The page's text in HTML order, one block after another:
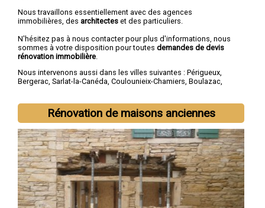
Nous travaillons essentiellement avec des agences
immobilières, des architectes et des particuliers.
N'hésitez pas à nous contacter pour plus d'informations, nous
sommes à votre disposition pour toutes demandes de devis
rénovation immobilière
Nous intervenons aussi dans les villes suivantes : Périgueux,
Bergerac, Sarlat-la-Canéda, Coulounieix-Chamiers, Boulazac,
Rénovation de maisons anciennes